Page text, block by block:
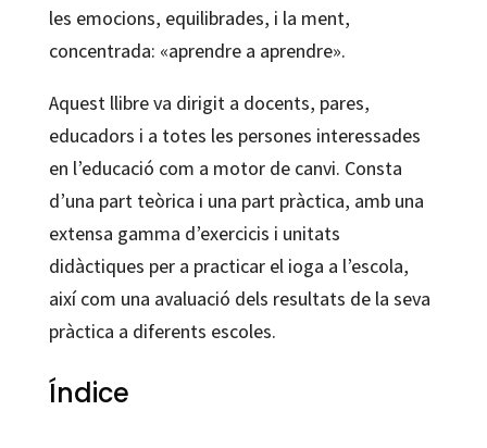
les emocions, equilibrades, i la ment,
concentrada: «aprendre a aprendre».
Aquest llibre va dirigit a docents, pares,
educadors i a totes les persones interessades
en l’educació com a motor de canvi. Consta
d’una part teòrica i una part pràctica, amb una
extensa gamma d’exercicis i unitats
didàctiques per a practicar el ioga a l’escola,
així com una avaluació dels resultats de la seva
pràctica a diferents escoles.
Índice